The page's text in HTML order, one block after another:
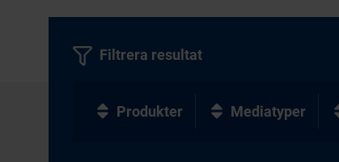
Filtrera resultat
Produkter Mediatyper